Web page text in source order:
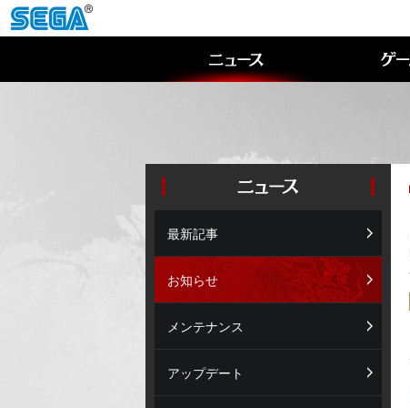
最新記事
お知らせ
メンテナンス
アップデート